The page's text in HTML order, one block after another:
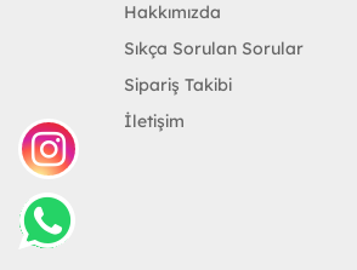
Hakkımızda
Sıkça Sorulan Sorular
Sipariş Takibi
İletişim